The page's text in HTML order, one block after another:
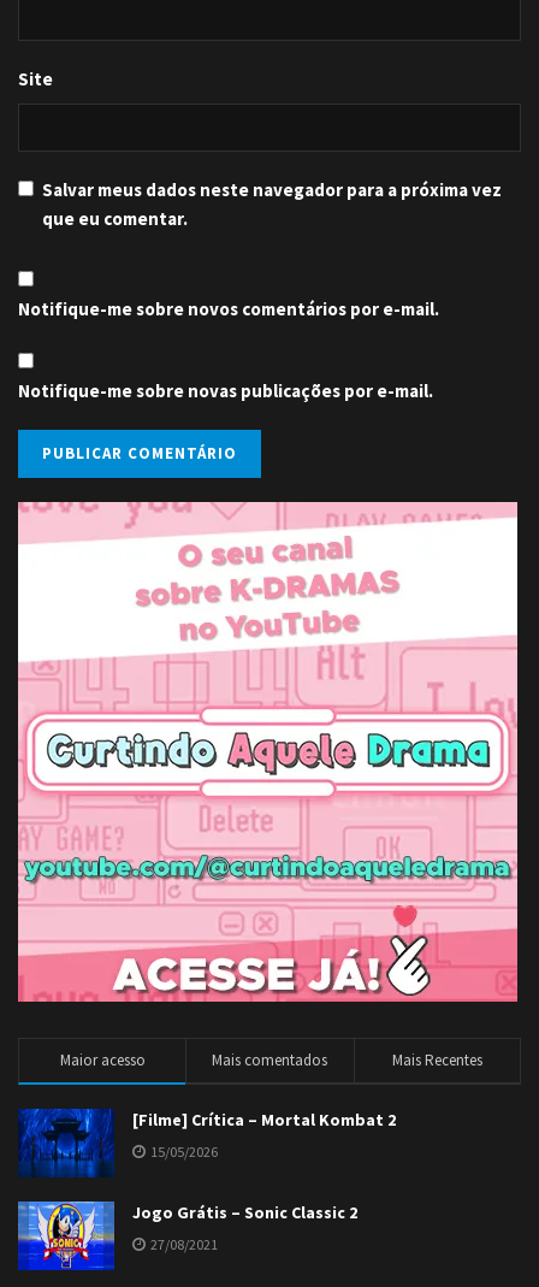
Site
Salvar meus dados neste navegador para a próxima vez
que eu comentar.
Notifique-me sobre novos comentários por e-mail.
Notifique-me sobre novas publicações por e-mail.
Maior acesso Mais comentados Mais Recentes
[Filme] Crítica – Mortal Kombat 2
15/05/2026
Jogo Grátis – Sonic Classic 2
27/08/2021